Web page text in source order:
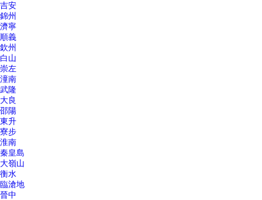
吉安
錦州
濟寧
順義
欽州
白山
崇左
潼南
武隆
大良
邵陽
東升
寮步
淮南
秦皇島
大嶺山
衡水
臨滄地
晉中